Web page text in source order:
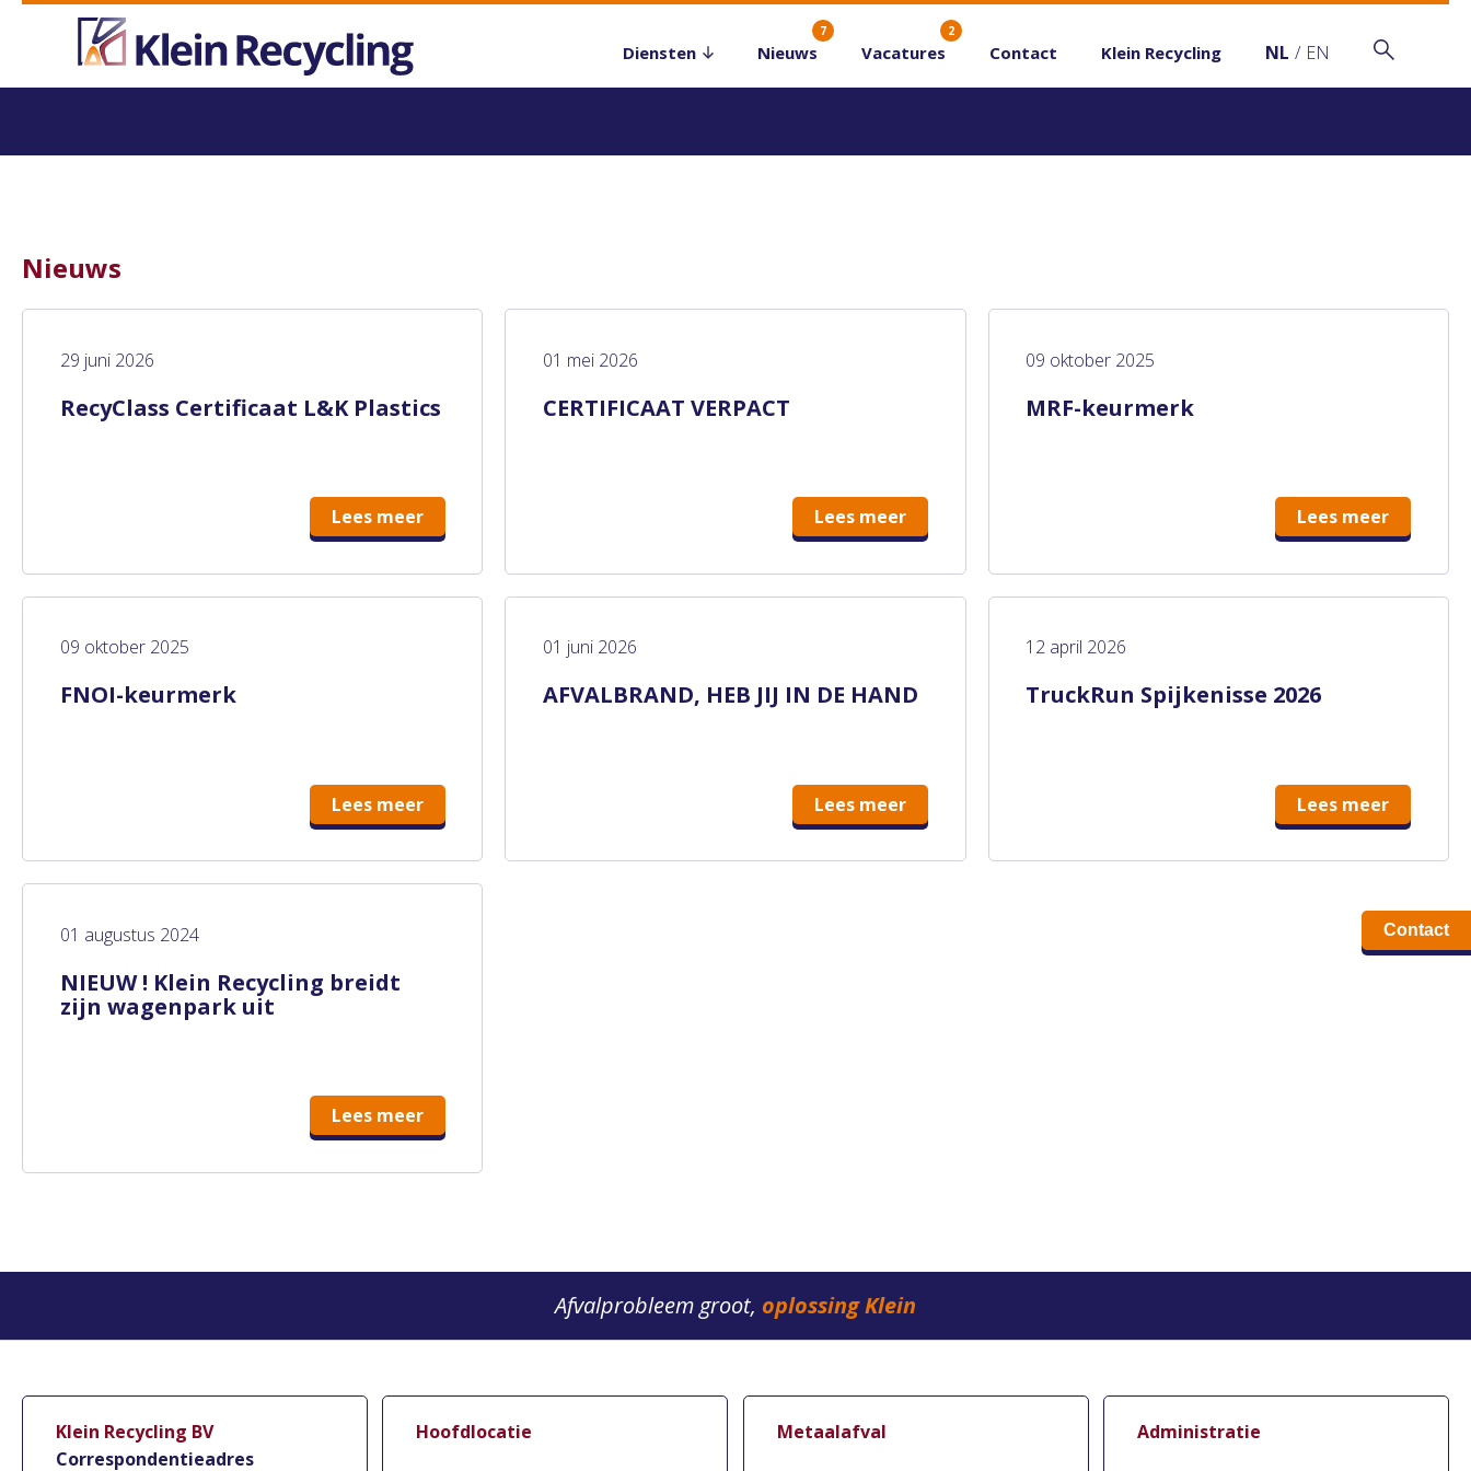
Diensten Nieuws
7
Vacatures
2
Contact Klein Recycling NL / EN
Nieuws
29 juni 2026
RecyClass Certificaat L&K Plastics
Lees meer
01 mei 2026
CERTIFICAAT VERPACT
Lees meer
09 oktober 2025
MRF-keurmerk
Lees meer
09 oktober 2025
FNOI-keurmerk
Lees meer
01 juni 2026
AFVALBRAND, HEB JIJ IN DE HAND
Lees meer
12 april 2026
TruckRun Spijkenisse 2026
Lees meer
01 augustus 2024
NIEUW ! Klein Recycling breidt
zijn wagenpark uit
Lees meer
Contact
Afvalprobleem groot, oplossing Klein
Klein Recycling BV
Correspondentieadres
Hoofdlocatie Metaalafval Administratie